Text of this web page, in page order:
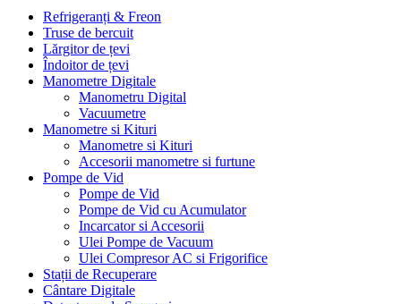
Refrigeranți & Freon
Truse de bercuit
Lărgitor de țevi
Îndoitor de țevi
Manometre Digitale
Manometru Digital
Vacuumetre
Manometre si Kituri
Manometre si Kituri
Accesorii manometre si furtune
Pompe de Vid
Pompe de Vid
Pompe de Vid cu Acumulator
Incarcator si Accesorii
Ulei Pompe de Vacuum
Ulei Compresor AC si Frigorifice
Stații de Recuperare
Cântare Digitale